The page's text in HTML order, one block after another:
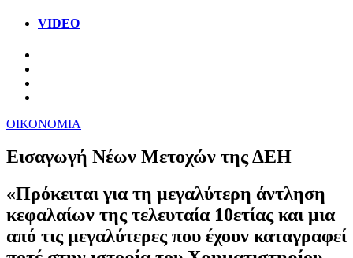
VIDEO
ΟΙΚΟΝΟΜΙΑ
Εισαγωγή Νέων Μετοχών της ΔΕΗ
«Πρόκειται για τη μεγαλύτερη άντληση
κεφαλαίων της τελευταία 10ετίας και μια
από τις μεγαλύτερες που έχουν καταγραφεί